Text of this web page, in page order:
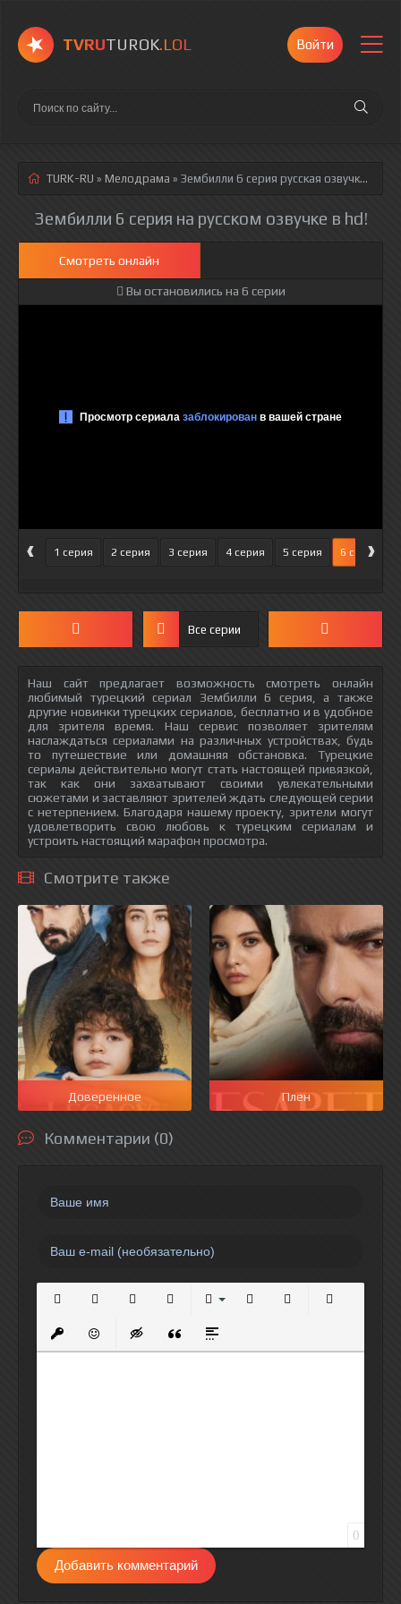
TVRUTUROK.LOL Войти
TURK-RU » Мелодрама » Зембилли 6 серия русская озвучка полностью смотреть онлайн!
Зембилли 6 серия на русском озвучке в hd!
Смотреть онлайн
Вы остановились на 6 серии
‹ 1 серия 2 серия 3 серия 4 серия 5 серия 6 серия
›
Все серии
Наш сайт предлагает возможность смотреть онлайн
любимый турецкий сериал Зембилли 6 серия, а также
другие новинки турецких сериалов, бесплатно и в удобное
для зрителя время. Наш сервис позволяет зрителям
наслаждаться сериалами на различных устройствах, будь
то путешествие или домашняя обстановка. Турецкие
сериалы действительно могут стать настоящей привязкой,
так как они захватывают своими увлекательными
сюжетами и заставляют зрителей ждать следующей серии
с нетерпением. Благодаря нашему проекту, зрители могут
удовлетворить свою любовь к турецким сериалам и
устроить настоящий марафон просмотра.
Смотрите также
Доверенное Плен
Комментарии (0)
Вставить защищенную ссылку
Вставить смайлик
Вставка скрытого текста
Вставка цитаты
Вставка спойлера
0
Добавить комментарий